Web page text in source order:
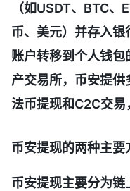
（如USDT、BTC
币、美元）并存入
账户转移到个人钱
产交易所，币安提供
法币提现和C2C交易
币安提现的两种主要
币安提现主要分为链